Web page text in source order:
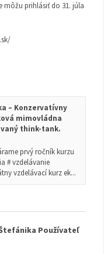
môžu prihlásiť do 31. júla
– Konzervatívny
mimovládna
think-tank.
prvý ročník kurzu
# vzdelávanie
vzdelávací kurz ek...
Používateľ